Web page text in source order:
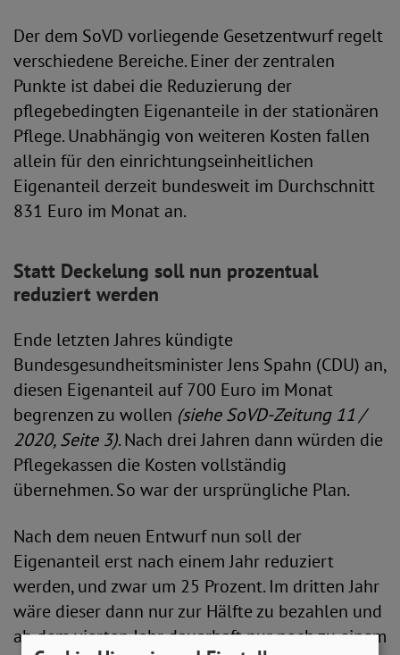
Der dem SoVD vorliegende Gesetzentwurf regelt
verschiedene Bereiche. Einer der zentralen
Punkte ist dabei die Reduzierung der
pflegebedingten Eigenanteile in der stationären
Pflege. Unabhängig von weiteren Kosten fallen
allein für den einrichtungseinheitlichen
Eigenanteil derzeit bundesweit im Durchschnitt
831 Euro im Monat an.
Statt Deckelung soll nun prozentual
reduziert werden
Ende letzten Jahres kündigte
Bundesgesundheitsminister Jens Spahn (CDU) an,
diesen Eigenanteil auf 700 Euro im Monat
begrenzen zu wollen (siehe SoVD-Zeitung 11 /
2020, Seite 3). Nach drei Jahren dann würden die
Pflegekassen die Kosten vollständig
übernehmen. So war der ursprüngliche Plan.
Nach dem neuen Entwurf nun soll der
Eigenanteil erst nach einem Jahr reduziert
werden, und zwar um 25 Prozent. Im dritten Jahr
wäre dieser dann nur zur Hälfte zu bezahlen und
ab dem vierten Jahr dauerhaft nur noch zu einem